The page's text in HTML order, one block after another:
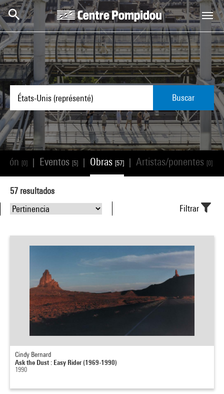
Skip to main content
Centre Pompidou
Buscar
[0] Eventos [5] Obras [57] Artistas/ponentes [0]
57 resultados
Filtrar
Cindy Bernard
Ask the Dust : Easy Rider (1969-1990)
1990